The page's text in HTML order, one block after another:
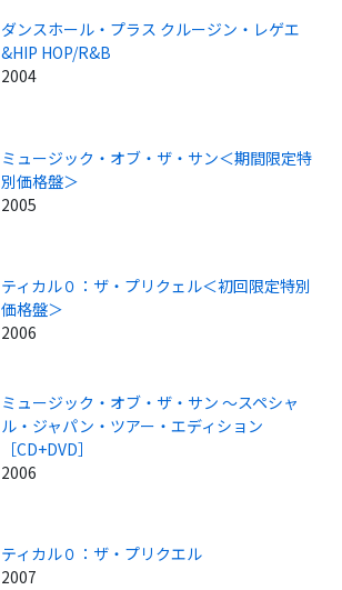
ダンスホール・プラス クルージン・レゲエ
&HIP HOP/R&B
2004
ミュージック・オブ・ザ・サン＜期間限定特
別価格盤＞
2005
ティカル０：ザ・プリクェル＜初回限定特別
価格盤＞
2006
ミュージック・オブ・ザ・サン ～スペシャ
ル・ジャパン・ツアー・エディション
［CD+DVD］
2006
ティカル０：ザ・プリクエル
2007